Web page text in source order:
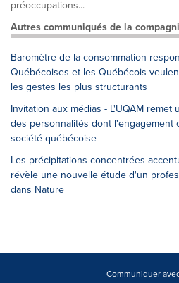
préoccupations...
Autres communiqués de la
Baromètre de la consommation
Québécoises et les Québécois
les gestes les plus structurants
Invitation aux médias - L'UQAM
des personnalités dont l'engagement
société québécoise
Les précipitations concentrées
révèle une nouvelle étude d'un
dans Nature
Communiquer